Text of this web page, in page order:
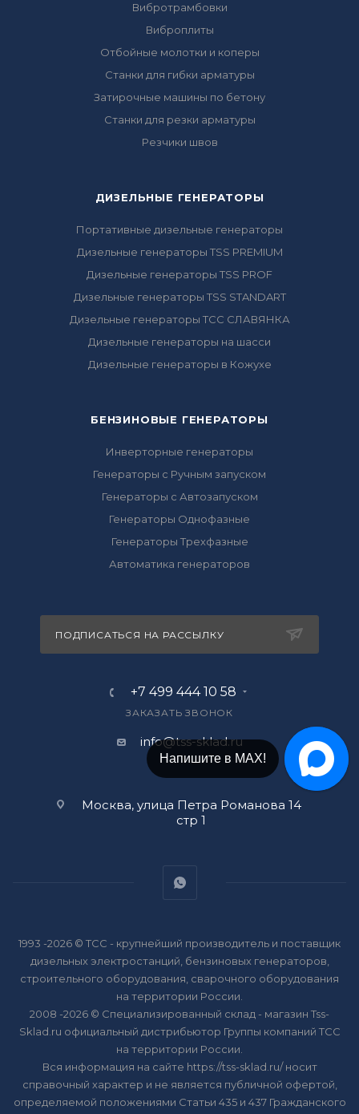
Вибротрамбовки
Виброплиты
Отбойные молотки и коперы
Станки для гибки арматуры
Затирочные машины по бетону
Станки для резки арматуры
Резчики швов
ДИЗЕЛЬНЫЕ ГЕНЕРАТОРЫ
Портативные дизельные генераторы
Дизельные генераторы TSS PREMIUM
Дизельные генераторы TSS PROF
Дизельные генераторы TSS STANDART
Дизельные генераторы ТСС СЛАВЯНКА
Дизельные генераторы на шасси
Дизельные генераторы в Кожухе
БЕНЗИНОВЫЕ ГЕНЕРАТОРЫ
Инверторные генераторы
Генераторы с Ручным запуском
Генераторы с Автозапуском
Генераторы Однофазные
Генераторы Трехфазные
Автоматика генераторов
ПОДПИСАТЬСЯ НА РАССЫЛКУ
+7 499 444 10 58
ЗАКАЗАТЬ ЗВОНОК
info@tss-sklad.ru
Москва, улица Петра Романова 14
стр 1
1993 -2026 © ТСС - крупнейший производитель и поставщик
дизельных электростанций, бензиновых генераторов,
строительного оборудования, сварочного оборудования
на территории России.
2008 -2026 © Специализированный склад - магазин Tss-
Sklad.ru официальный дистрибьютор Группы компаний ТСС
на территории России.
Вся информация на сайте https://tss-sklad.ru/ носит
справочный характер и не является публичной офертой,
определяемой положениями Статьи 435 и 437 Гражданского
Напишите в МАХ!